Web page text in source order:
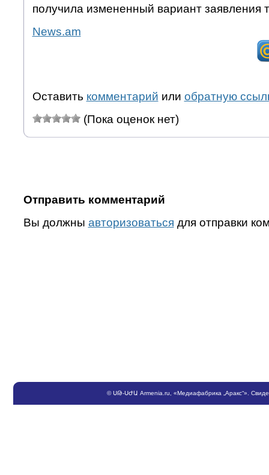
получила измененный вариант заявления
News.am
Оставить комментарий или обратную
(Пока оценок нет)
Отправить комментарий
Вы должны авторизоваться для отправки
©ՍԹ-ՍԺԱ Armenia.ru , «Медиафабрика „Аракс“».